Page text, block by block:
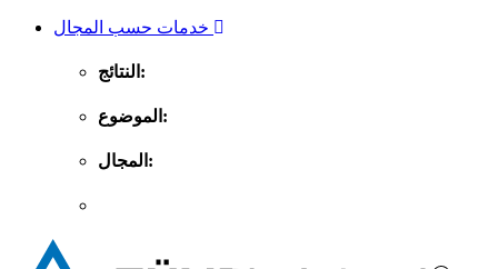
النتائج:
الموضوع:
المجال: